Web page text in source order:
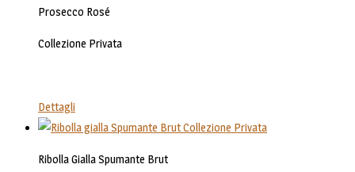
Prosecco Rosé
Collezione Privata
Dettagli
Ribolla Gialla Spumante Brut